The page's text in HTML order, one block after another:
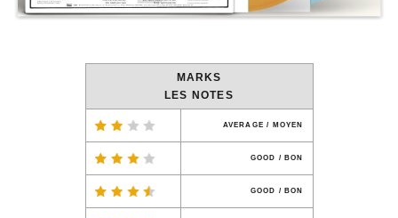
MARKS
LES NOTES
AVERAGE / MOYEN
GOOD / BON
GOOD / BON